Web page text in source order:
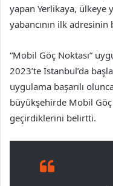
yapan Yerlikaya, ülkeye
yabancının ilk
“Mobil Göç Noktası”
2023’te İstanbul’da
uygulama başarılı
büyükşehirde Mobil Göç
geçirdiklerini belirtti.